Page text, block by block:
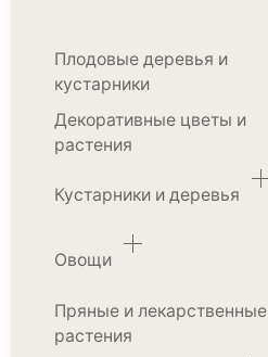
Плодовые деревья и
кустарники
Декоративные цветы и
растения
Кустарники и деревья
Овощи
Пряные и лекарственные
растения